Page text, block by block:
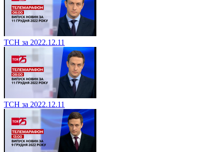
ТСН за 2022.12.11
ТСН за 2022.12.11